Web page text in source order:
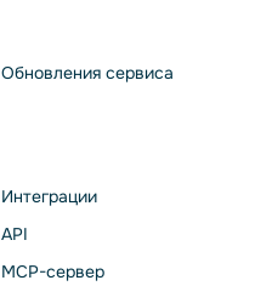
Обновления сервиса
Интеграции
API
MCP-сервер